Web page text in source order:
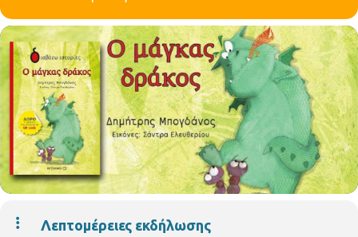
Λεπτομέρειες εκδήλωσης